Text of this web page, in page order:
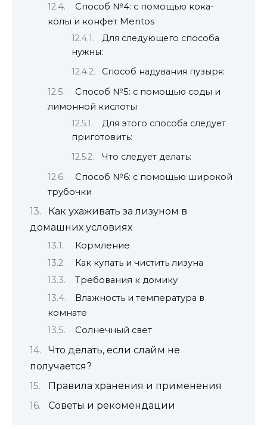
Способ №4: с помощью кока-
колы и конфет Mentos
Для следующего способа
нужны:
Способ надувания пузыря:
Способ №5: с помощью соды и
лимонной кислоты
Для этого способа следует
приготовить:
Что следует делать:
Способ №6: с помощью широкой
трубочки
Как ухаживать за лизуном в
домашних условиях
Кормление
Как купать и чистить лизуна
Требования к домику
Влажность и температура в
комнате
Солнечный свет
Что делать, если слайм не
получается?
Правила хранения и применения
Советы и рекомендации